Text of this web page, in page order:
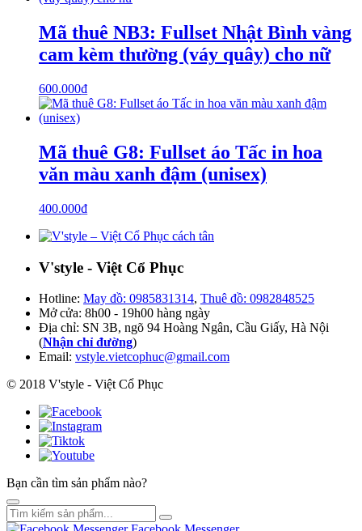
Mã thuê NB3: Fullset Nhật Bình vàng
cam kèm thường (váy quây) cho nữ
600.000₫
Mã thuê G8: Fullset áo Tấc in hoa
văn màu xanh đậm (unisex)
400.000₫
V'style - Việt Cổ Phục
Hotline: May đồ: 0985831314, Thuê đồ: 0982848525
Mở cửa: 8h00 - 19h00 hàng ngày
Địa chỉ: SN 3B, ngõ 94 Hoàng Ngân, Cầu Giấy, Hà Nội
(Nhận chỉ đường)
Email: vstyle.vietcophuc@gmail.com
© 2018 V'style - Việt Cổ Phục
Bạn cần tìm sản phẩm nào?